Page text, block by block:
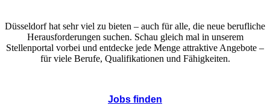
Düsseldorf hat sehr viel zu bieten – auch für alle, die neue berufliche
Herausforderungen suchen. Schau gleich mal in unserem
Stellenportal vorbei und entdecke jede Menge attraktive Angebote –
für viele Berufe, Qualifikationen und Fähigkeiten.
Jobs finden